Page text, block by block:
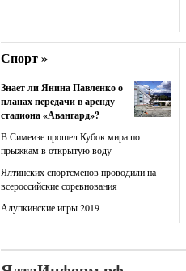
Спорт »
Знает ли Янина Павленко о
планах передачи в аренду
стадиона «Авангард»?
В Симеизе прошел Кубок мира по
прыжкам в открытую воду
Ялтинских спортсменов проводили на
всероссийские соревнования
Алупкинские игры 2019